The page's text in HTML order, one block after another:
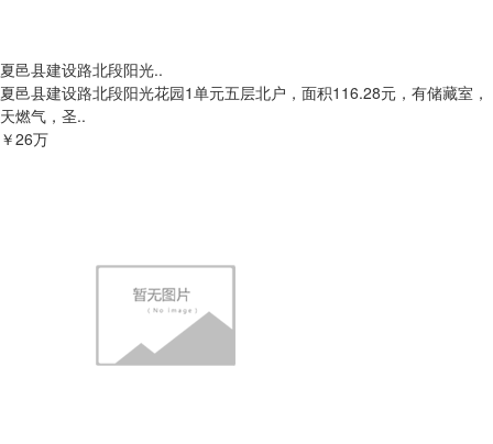
夏邑县建设路北段阳光..
夏邑县建设路北段阳光花园1单元五层北户，面积116.28元，有储藏室，
天燃气，圣..
￥26万